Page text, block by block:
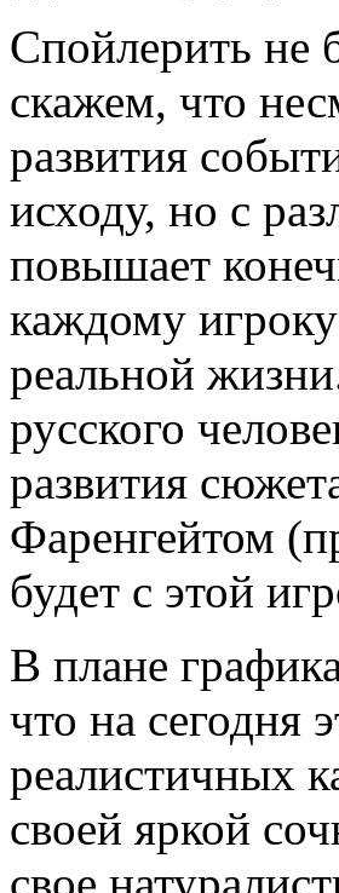
Спойлерить не
скажем, что
развития
исходу, но с
повышает
каждому
реальной
русского
развития
Фаренгейтом
будет с этой
В плане
что на сегодня
реалистичных
своей яркой
свое